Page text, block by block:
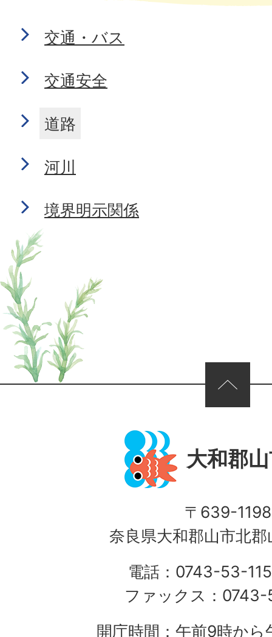
交通・バス
交通安全
道路
河川
境界明示関係
ページの先頭へ
大和郡
〒639-1198
奈良県大和郡山市北
電話：0743-53-
ファックス：
開庁時間：午前9時か